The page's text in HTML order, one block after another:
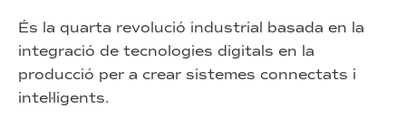
És la quarta revolució industrial basada en la
integració de tecnologies digitals en la
producció per a crear sistemes connectats i
intel·ligents.